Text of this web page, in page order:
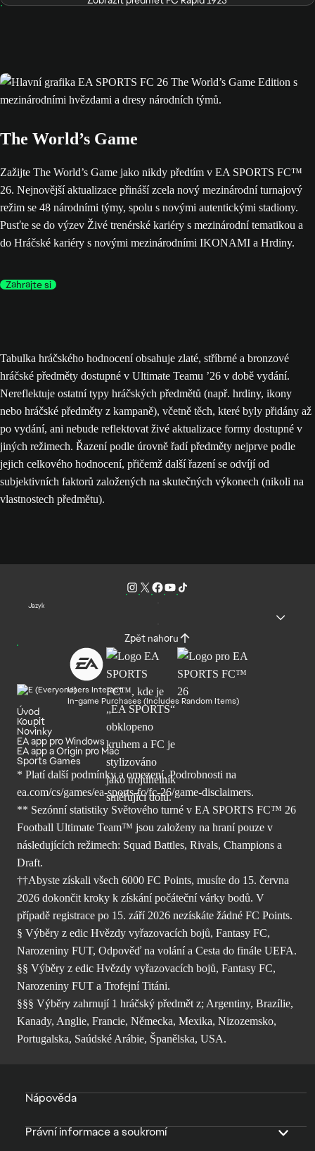
The World’s Game
Zažijte The World’s Game jako nikdy předtím v EA SPORTS FC™
26. Nejnovější aktualizace přináší zcela nový mezinárodní turnajový
režim se 48 národními týmy, spolu s novými autentickými stadiony.
Pusťte se do výzev Živé trenérské kariéry s mezinárodní tematikou a
do Hráčské kariéry s novými mezinárodními IKONAMI a Hrdiny.
Zahrajte si
Tabulka hráčského hodnocení obsahuje zlaté, stříbrné a bronzové
hráčské předměty dostupné v Ultimate Teamu ’26 v době vydání.
Nereflektuje ostatní typy hráčských předmětů (např. hrdiny, ikony
nebo hráčské předměty z kampaně), včetně těch, které byly přidány až
po vydání, ani nebude reflektovat živé aktualizace formy dostupné v
jiných režimech. Řazení podle úrovně řadí předměty nejprve podle
jejich celkového hodnocení, přičemž další řazení se odvíjí od
subjektivních faktorů založených na skutečných výkonech (nikoli na
vlastnostech předmětu).
Jazyk
Zpět nahoru
Users Interact
In-game Purchases (Includes Random Items)
Úvod
Koupit
Novinky
EA app pro Windows
EA app a Origin pro Mac
Sports Games
* Platí další podmínky a omezení. Podrobnosti na
ea.com/cs/games/ea-sports-fc/fc-26/game-disclaimers.
** Sezónní statistiky Světového turné v EA SPORTS FC™ 26
Football Ultimate Team™ jsou založeny na hraní pouze v
následujících režimech: Squad Battles, Rivals, Champions a
Draft.
††Abyste získali všech 6000 FC Points, musíte do 15. června
2026 dokončit kroky k získání počáteční várky bodů. V
případě registrace po 15. září 2026 nezískáte žádné FC Points.
§ Výběry z edic Hvězdy vyřazovacích bojů, Fantasy FC,
Narozeniny FUT, Odpověď na volání a Cesta do finále UEFA.
§§ Výběry z edic Hvězdy vyřazovacích bojů, Fantasy FC,
Narozeniny FUT a Trofejní Titáni.
§§§ Výběry zahrnují 1 hráčský předmět z; Argentiny, Brazílie,
Kanady, Anglie, Francie, Německa, Mexika, Nizozemsko,
Portugalska, Saúdské Arábie, Španělska, USA.
Nápověda
Právní informace a soukromí